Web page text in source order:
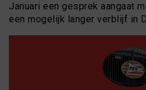
Januari een gesprek aangaat
een mogelijk langer verblijf in